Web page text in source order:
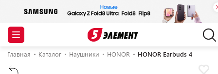
Главная Каталог Наушники HONOR HONOR Earbuds 4